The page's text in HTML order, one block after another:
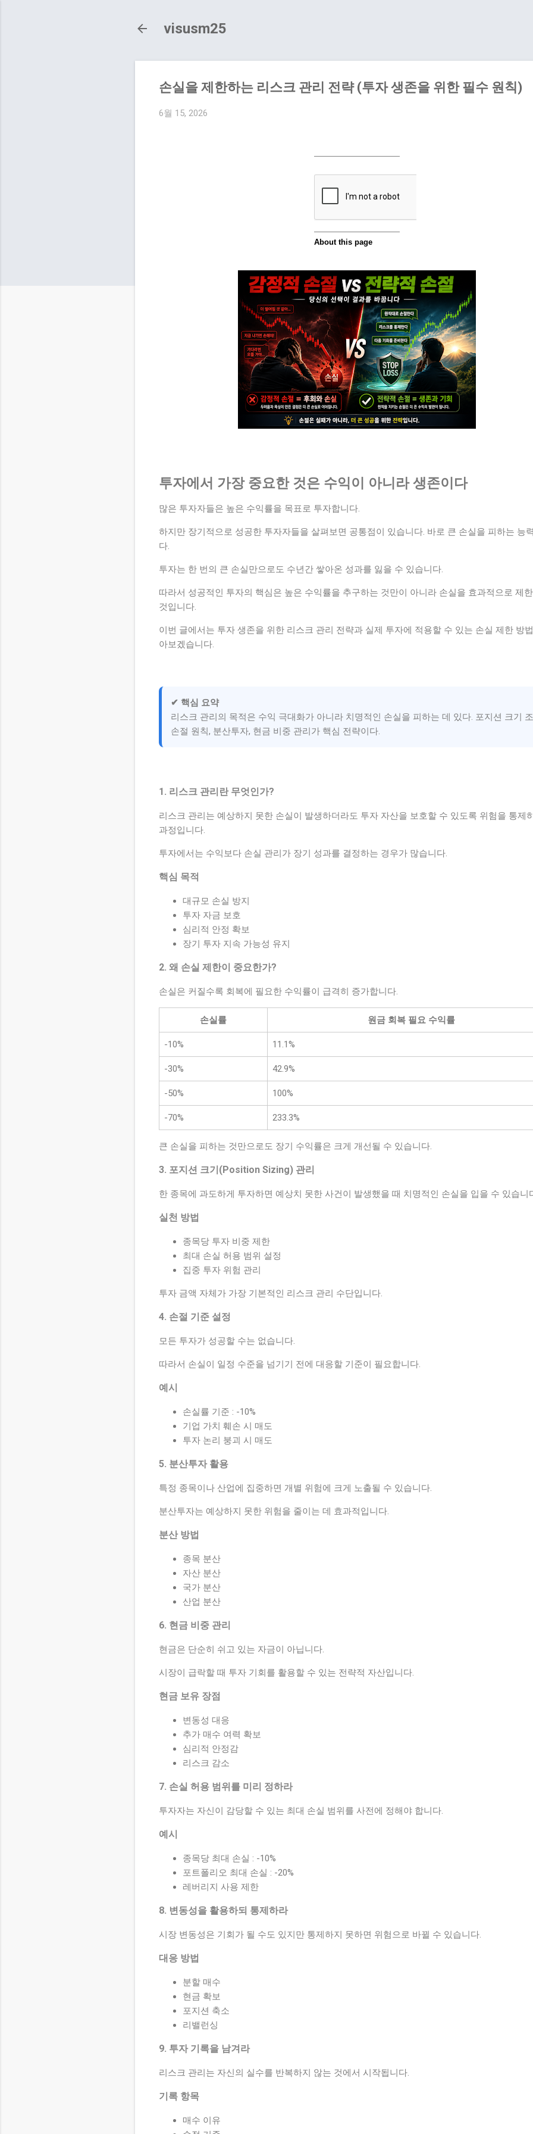
visusm25
손실을 제한하는 리스크 관리 전략 (투자 생존을 위한 필수 원칙)
6월 15, 2026
투자에서 가장 중요한 것은 수익이 아니라 생존이다
많은 투자자들은 높은 수익률을 목표로 투자합니다.
하지만 장기적으로 성공한 투자자들을 살펴보면 공통점이 있습니다. 바로 큰 손실을 피하는 능
다.
투자는 한 번의 큰 손실만으로도 수년간 쌓아온 성과를 잃을 수 있습니다.
따라서 성공적인 투자의 핵심은 높은 수익률을 추구하는 것만이 아니라 손실을 효과적으로 제
것입니다.
이번 글에서는 투자 생존을 위한 리스크 관리 전략과 실제 투자에 적용할 수 있는 손실 제한 방
아보겠습니다.
✔ 핵심 요약
리스크 관리의 목적은 수익 극대화가 아니라 치명적인 손실을 피하는 데 있다. 포지션 크기
손절 원칙, 분산투자, 현금 비중 관리가 핵심 전략이다.
1. 리스크 관리란 무엇인가?
리스크 관리는 예상하지 못한 손실이 발생하더라도 투자 자산을 보호할 수 있도록 위험을 통제
과정입니다.
투자에서는 수익보다 손실 관리가 장기 성과를 결정하는 경우가 많습니다.
핵심 목적
대규모 손실 방지
투자 자금 보호
심리적 안정 확보
장기 투자 지속 가능성 유지
2. 왜 손실 제한이 중요한가?
손실은 커질수록 회복에 필요한 수익률이 급격히 증가합니다.
손실률 원금 회복 필요 수익률
-10% 11.1%
-30% 42.9%
-50% 100%
-70% 233.3%
큰 손실을 피하는 것만으로도 장기 수익률은 크게 개선될 수 있습니다.
3. 포지션 크기(Position Sizing) 관리
한 종목에 과도하게 투자하면 예상치 못한 사건이 발생했을 때 치명적인 손실을 입을 수 있습니
실천 방법
종목당 투자 비중 제한
최대 손실 허용 범위 설정
집중 투자 위험 관리
투자 금액 자체가 가장 기본적인 리스크 관리 수단입니다.
4. 손절 기준 설정
모든 투자가 성공할 수는 없습니다.
따라서 손실이 일정 수준을 넘기기 전에 대응할 기준이 필요합니다.
예시
손실률 기준 : -10%
기업 가치 훼손 시 매도
투자 논리 붕괴 시 매도
5. 분산투자 활용
특정 종목이나 산업에 집중하면 개별 위험에 크게 노출될 수 있습니다.
분산투자는 예상하지 못한 위험을 줄이는 데 효과적입니다.
분산 방법
종목 분산
자산 분산
국가 분산
산업 분산
6. 현금 비중 관리
현금은 단순히 쉬고 있는 자금이 아닙니다.
시장이 급락할 때 투자 기회를 활용할 수 있는 전략적 자산입니다.
현금 보유 장점
변동성 대응
추가 매수 여력 확보
심리적 안정감
리스크 감소
7. 손실 허용 범위를 미리 정하라
투자자는 자신이 감당할 수 있는 최대 손실 범위를 사전에 정해야 합니다.
예시
종목당 최대 손실 : -10%
포트폴리오 최대 손실 : -20%
레버리지 사용 제한
8. 변동성을 활용하되 통제하라
시장 변동성은 기회가 될 수도 있지만 통제하지 못하면 위험으로 바뀔 수 있습니다.
대응 방법
분할 매수
현금 확보
포지션 축소
리밸런싱
9. 투자 기록을 남겨라
리스크 관리는 자신의 실수를 반복하지 않는 것에서 시작됩니다.
기록 항목
매수 이유